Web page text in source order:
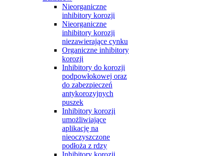
Nieorganiczne
inhibitory korozji
Nieorganiczne
inhibitory korozji
niezawierające cynku
Organiczne inhibitory
korozji
Inhibitory do korozji
podpowłokowej oraz
do zabezpieczeń
antykorozyjnych
puszek
Inhibitory korozji
umożliwiające
aplikację na
nieoczyszczone
podłoża z rdzy
Inhibitory korozji